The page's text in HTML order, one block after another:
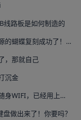
线路板是如何制造的
笑君愁大佬开源的蝴蝶复刻成功了！！！
，那就自己
沉金
十年前的中兴随身WIFI，已经用上了手机主板工艺！
做出来了！你要吗？